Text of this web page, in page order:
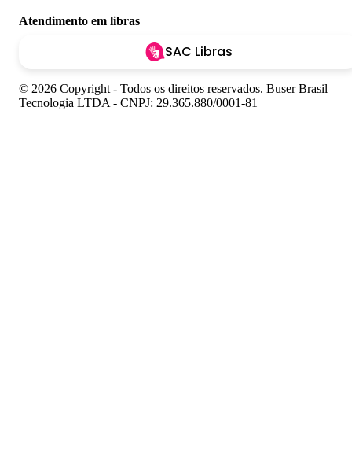
Atendimento em libras
SAC Libras
© 2026 Copyright - Todos os direitos reservados. Buser Brasil
Tecnologia LTDA - CNPJ: 29.365.880/0001-81